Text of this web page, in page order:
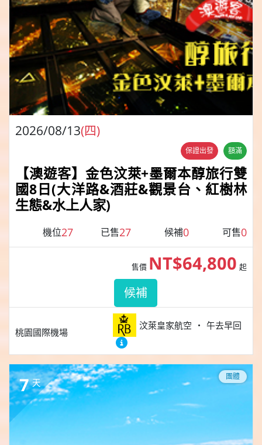
2026/08/13(四)
保證出發 額滿
【澳遊客】金色汶萊+墨爾本醇旅行雙
國8日(大洋路&酒莊&觀景台、紅樹林
生態&水上人家)
機位27 已售27 候補0 可售0
桃園國際機場
汶萊皇家航空 午去早回
售價 NT$64,800 起
候補
7 天
團體